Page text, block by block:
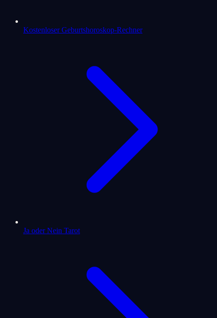
Kostenloser Geburtshoroskop-Rechner
Ja oder Nein Tarot